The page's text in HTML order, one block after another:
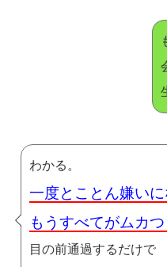
わかる。
一度とことん嫌いに
もうすべてがムカつ
目の前通過するだけで